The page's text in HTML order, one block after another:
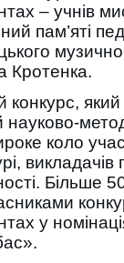
– учнів
пам’яті
Кротенка.
конкурс,
науково-
коло
викладачів
Більше
у